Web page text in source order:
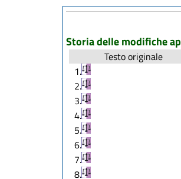
Storia delle modifiche
Testo originale
1.
2.
3.
4.
5.
6.
7.
8.